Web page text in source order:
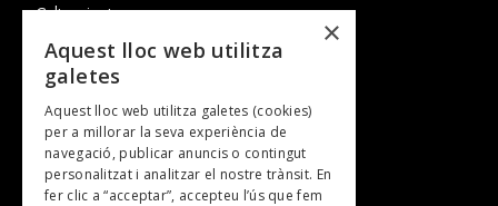
Cultura i art
Entrevistes
Gastronomia
TV
Plans per fer
Revistes
×
Aquest lloc web utilitza
galetes
Aquest lloc web utilitza galetes (cookies)
per a millorar la seva experiència de
navegació, publicar anuncis o contingut
personalitzat i analitzar el nostre trànsit. En
fer clic a “acceptar”, accepteu l’ús que fem